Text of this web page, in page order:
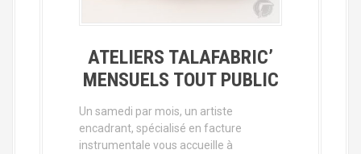
ATELIERS TALAFABRIC’
MENSUELS TOUT PUBLIC
Un samedi par mois, un artiste
encadrant, spécialisé en facture
instrumentale vous accueille à